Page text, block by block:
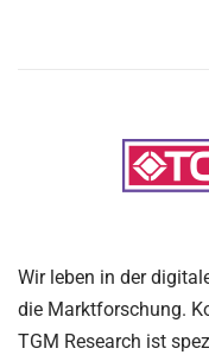
Wir leben in der
die Marktforschung.
TGM Research ist